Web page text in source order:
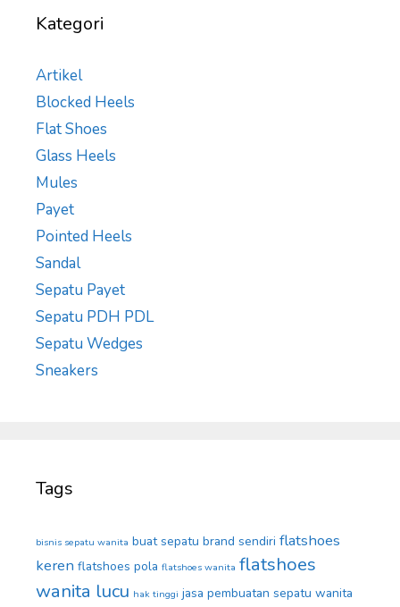
Kategori
Artikel
Blocked Heels
Flat Shoes
Glass Heels
Mules
Payet
Pointed Heels
Sandal
Sepatu Payet
Sepatu PDH PDL
Sepatu Wedges
Sneakers
Tags
bisnis sepatu wanita buat sepatu brand sendiri flatshoes
keren flatshoes pola flatshoes wanita flatshoes
wanita lucu hak tinggi jasa pembuatan sepatu wanita